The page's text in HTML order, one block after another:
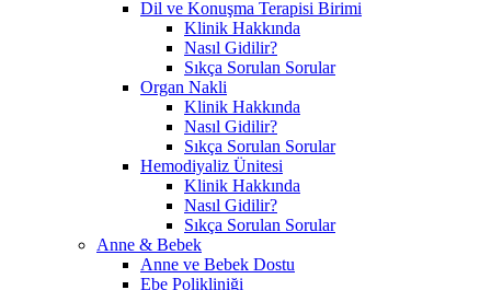
Dil ve Konuşma Terapisi Birimi
Klinik Hakkında
Nasıl Gidilir?
Sıkça Sorulan Sorular
Organ Nakli
Klinik Hakkında
Nasıl Gidilir?
Sıkça Sorulan Sorular
Hemodiyaliz Ünitesi
Klinik Hakkında
Nasıl Gidilir?
Sıkça Sorulan Sorular
Anne & Bebek
Anne ve Bebek Dostu
Ebe Polikliniği